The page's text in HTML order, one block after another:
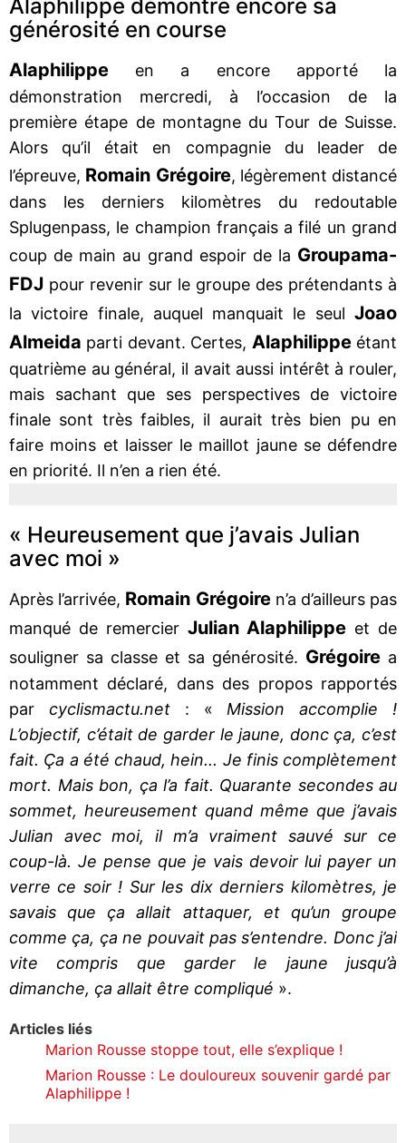
Alaphilippe démontre encore sa
générosité en course
Alaphilippe
en a encore apporté la
démonstration mercredi, à l’occasion de la
première étape de montagne du Tour de Suisse.
Alors qu’il était en compagnie du leader de
l’épreuve, Romain Grégoire, légèrement distancé
dans les derniers kilomètres du redoutable
Splugenpass, le champion français a filé un grand
coup de main au grand espoir de la Groupama-
FDJ pour revenir sur le groupe des prétendants à
la victoire finale, auquel manquait le seul Joao
Almeida parti devant. Certes, Alaphilippe étant
quatrième au général, il avait aussi intérêt à rouler,
mais sachant que ses perspectives de victoire
finale sont très faibles, il aurait très bien pu en
faire moins et laisser le maillot jaune se défendre
en priorité. Il n’en a rien été.
« Heureusement que j’avais Julian
avec moi »
Après l’arrivée, Romain Grégoiren’a d’ailleurs pas
manqué de remercierJulian Alaphilippe et de
souligner sa classe et sa générosité. Grégoire a
notamment déclaré, dans des propos rapportés
par cyclismactu.net: « Mission accomplie !
L’objectif, c’était de garder le jaune, donc ça, c’est
fait. Ça a été chaud, hein... Je finis complètement
mort. Mais bon, ça l’a fait. Quarante secondes au
sommet, heureusement quand même que j’avais
Julian avec moi, il m’a vraiment sauvé sur ce
coup-là. Je pense que je vais devoir lui payer un
verre ce soir ! Sur les dix derniers kilomètres, je
savais que ça allait attaquer, et qu’un groupe
comme ça, ça ne pouvait pas s’entendre. Donc j’ai
vite compris que garder le jaune jusqu’à
dimanche, ça allait être compliqué ».
Articles liés
Marion Rousse stoppe tout, elle s’explique !
Marion Rousse : Le douloureux souvenir gardé par
Alaphilippe !